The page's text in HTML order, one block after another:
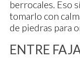
berrocales. Eso
tomarlo con
de piedras para
ENTRE